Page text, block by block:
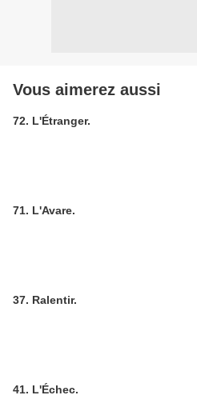
Vous aimerez aussi
72. L'Étranger.
71. L'Avare.
37. Ralentir.
41. L'Échec.